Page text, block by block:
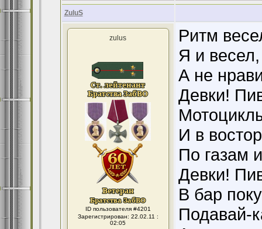
ZuluS
zulus
ID пользователя #4201
Зарегистрирован: 22.02.11 :
02:05
Ритм
Я и
А не
Девки!
И в
По газам
Девки!
В бар
Подавай-